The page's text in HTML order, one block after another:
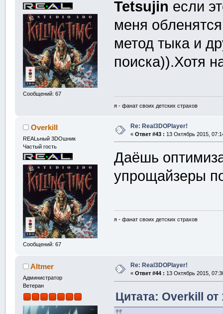
Сообщений: 67
Tetsujin если
меня
метод тыка и
поиска)).Хотя
я - фанат своих детских страхов
Overkill
REALьный 3DOшник
Частый гость
Сообщений: 67
Re: Real3DOPlayer!
« Ответ #43 : 13 Октябрь 2015,
Даёшь
упрощайзеры
я - фанат своих детских страхов
Altmer
Администратор
Ветеран
Re: Real3DOPlayer!
« Ответ #44 : 13 Октябрь 2015,
Цитата: Overkill